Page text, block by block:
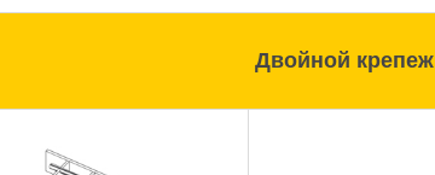
Двойной крепеж